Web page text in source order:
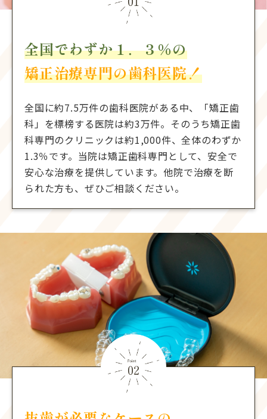
全国でわずか１．３％の
矯正治療専門の歯科医院！
全国に約7.5万件の歯科医院がある中、「矯正歯
科」を標榜する医院は約3万件。そのうち矯正歯
科専門のクリニックは約1,000件、全体のわずか
1.3％です。当院は矯正歯科専門として、安全で
安心な治療を提供しています。他院で治療を断
られた方も、ぜひご相談ください。